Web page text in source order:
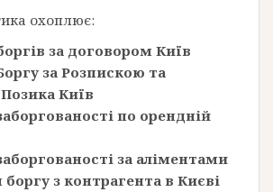
охоплює:
за договором Київ
за Розпискою та
Київ
по орендній
за аліментами
з контрагента в Києві